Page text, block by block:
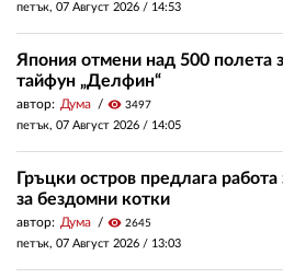
петък, 07 Август 2026 / 14:53
Япония отмени над 500 полета
тайфун „Делфин“
автор: Дума visibility 3497
петък, 07 Август 2026 / 14:05
Гръцки остров предлага
за бездомни котки
автор: Дума visibility 2645
петък, 07 Август 2026 / 13:03